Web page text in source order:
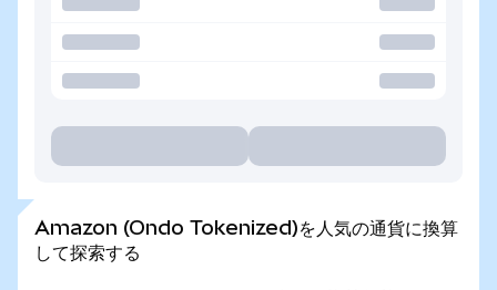
Amazon (Ondo Tokenized)を人気の通貨に換算
して探索する